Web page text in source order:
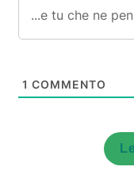
1 COMMENTO